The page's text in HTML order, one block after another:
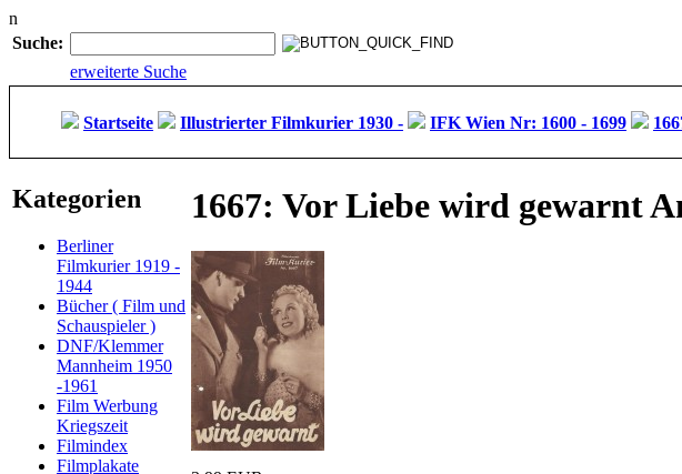
n
Suche:
erweiterte Suche
Startseite Illustrierter Filmkurier 1930 - IFK Wien Nr: 1600 - 1699
Kategorien
Berliner
Filmkurier 1919 -
1944
Bücher ( Film und
Schauspieler )
DNF/Klemmer
Mannheim 1950
-1961
Film Werbung
Kriegszeit
Filmindex
Filmplakate
1667: Vor Liebe wird gewarnt